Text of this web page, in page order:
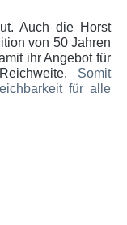
Auch die Horst
von 50 Jahren
ihr Angebot für
Somit
für alle